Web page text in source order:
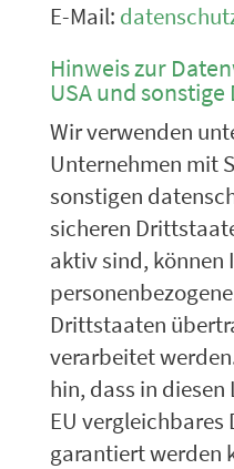
E-Mail:
Hinweis zur
USA und
Wir verwenden
Unternehmen mit
sonstigen
sicheren
aktiv sind, können
Drittstaaten
verarbeitet
hin, dass in
EU
garantiert werden